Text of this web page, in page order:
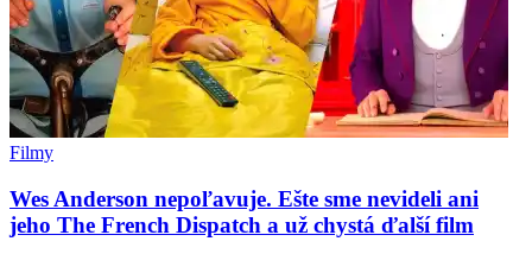
Filmy
Wes Anderson nepoľavuje. Ešte sme nevideli ani
jeho The French Dispatch a už chystá ďalší film